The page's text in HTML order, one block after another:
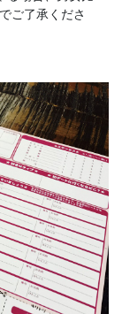
ご了承くださ